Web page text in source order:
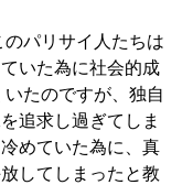
のパリサイ人たちは
いた為に社会的成
たのですが、独自
追求し過ぎてしま
めていた為に、真
してしまったと教